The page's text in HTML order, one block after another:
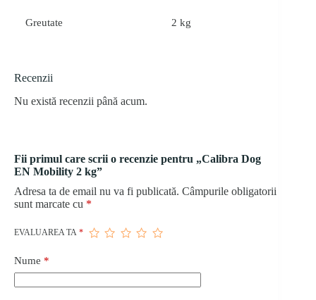
Greutate 2 kg
Recenzii
Nu există recenzii până acum.
Fii primul care scrii o recenzie pentru „Calibra Dog
EN Mobility 2 kg”
Adresa ta de email nu va fi publicată. Câmpurile obligatorii
sunt marcate cu *
EVALUAREA TA *
Nume *